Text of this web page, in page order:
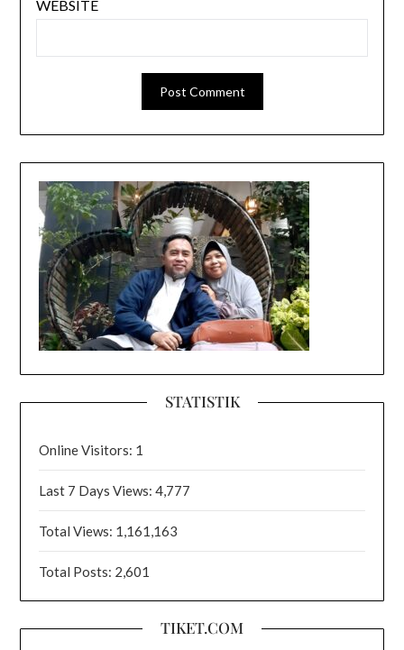
WEBSITE
STATISTIK
Online Visitors: 1
Last 7 Days Views:4,777
Total Views: 1,161,163
Total Posts: 2,601
TIKET.COM